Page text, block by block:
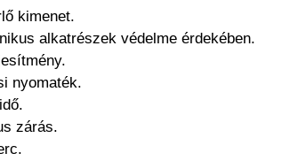
kimenet.
alkatrészek védelme érdekében.
nyomaték.
zárás.